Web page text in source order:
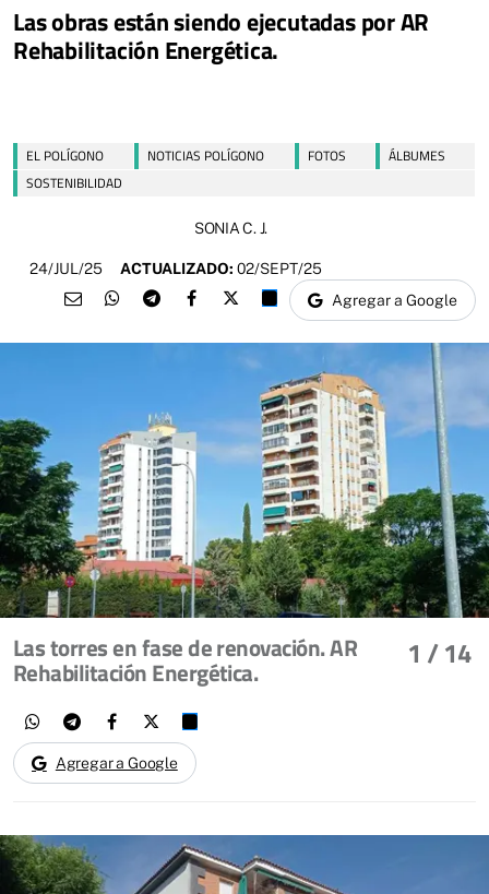
Las obras están siendo ejecutadas por AR
Rehabilitación Energética.
EL POLÍGONO NOTICIAS POLÍGONO FOTOS
ÁLBUMES
SOSTENIBILIDAD
SONIA C. J.
24/JUL/25 ACTUALIZADO: 02/SEPT/25
Agregar a Google
1 / 14
Las torres en fase de renovación. AR
Rehabilitación Energética.
Agregar a Google